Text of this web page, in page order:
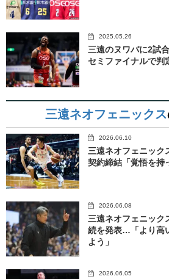
2025.05.26
三遠のヌワバに2試
セミファイナルで判
三遠ネオフェニックス
2026.06.10
三遠ネオフェニック
契約締結「覚悟を持
2026.06.08
三遠ネオフェニック
続を発表…「より高
よう」
2026.06.05